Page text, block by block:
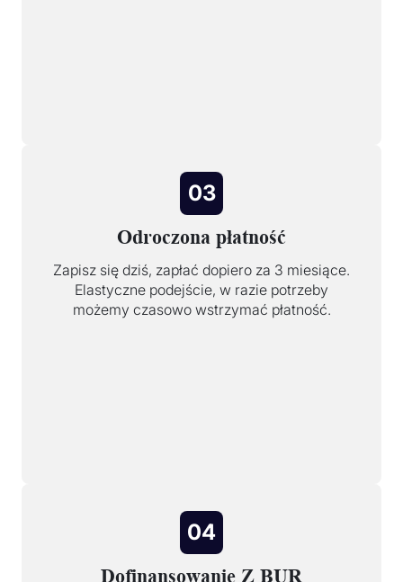
03
Odroczona płatność
Zapisz się dziś, zapłać dopiero za 3 miesiące.
Elastyczne podejście, w razie potrzeby
możemy czasowo wstrzymać płatność.
04
Dofinansowanie Z BUR